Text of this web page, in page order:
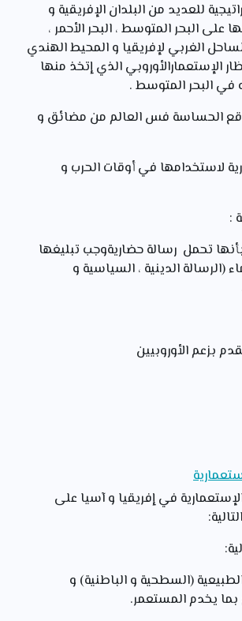
للعديد من البلدان الإفريقية و
على البحر المتوسط ، البحر الأحمر ،
الغربي لإفريقيا و المحيط الهندي
الإستعمارالأوروبي الذي إتخذ منها
في البحر المتوسط .
الحساسة فس العالم من مضائق و
لاستخدامها في أوقات الحرب و
:
تحمل رسالة حضاريةوجب تبليغها
(الرسالة الدينية ، السياسية و
بزعم الأوروبيين
في إفريقيا و آسيا على
(السطحية و الباطنية) و
يخدم المستعمر.